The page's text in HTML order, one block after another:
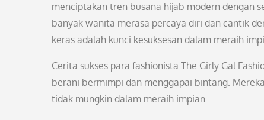
menciptakan tren busana hijab modern dengan
banyak wanita merasa percaya diri dan cantik
keras adalah kunci kesuksesan dalam meraih
Cerita sukses para fashionista The Girly Gal
berani bermimpi dan menggapai bintang.
tidak mungkin dalam meraih impian.